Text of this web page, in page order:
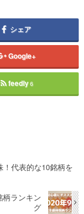
シェア
Google+
feedly6
！代表的な10銘柄を
柄ランキン
グ